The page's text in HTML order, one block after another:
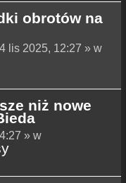
obrotów na
lis 2025, 12:27 » w
niż nowe
» w